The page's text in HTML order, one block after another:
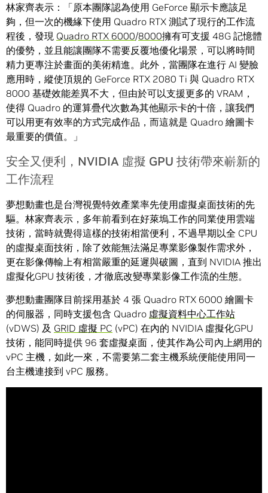
林家齊表示：「原本團隊認為使用 GeForce 顯示卡應該足
夠，但一次的機緣下使用 Quadro RTX 測試了現行的工作流
程後，發現 Quadro RTX 6000/8000擁有可支援 48G 記憶體
的優勢，並且能讓團隊不需要反覆地優化場景，可以將時間
精力更專注於畫面的美術精進。此外，當團隊在進行 AI 變臉
應用時，縱使頂規的 GeForce RTX 2080 Ti 與 Quadro RTX
8000 基礎效能差異不大，但由於可以支援更多的 VRAM，
使得 Quadro 的運算疊代次數為其他顯示卡的十倍，讓我們
可以用更有效率的方式完成作品，而這就是 Quadro 繪圖卡
最重要的價值。」
安全又便利，NVIDIA 虛擬 GPU 技術帶來嶄新的
工作流程
夢想動畫也是台灣視覺特效產業率先使用虛擬桌面技術的先
驅。林家齊表示，多年前看到在好萊塢工作的同業使用雲端
技術，當時就覺得這樣的技術相當便利，不過早期以全 CPU
的虛擬桌面技術，除了效能無法滿足專業影像製作需求外，
更在影像傳輸上有相當嚴重的延遲與破圖，直到 NVIDIA 推出
虛擬化GPU 技術後，才徹底改變專業影像工作流的生態。
夢想動畫團隊目前採用基於 4 張 Quadro RTX 6000 繪圖卡
的伺服器，同時支援包含 Quadro 虛擬資料中心工作站
(vDWS) 及 GRID 虛擬 PC (vPC) 在內的 NVIDIA 虛擬化GPU
技術，能同時提供 96 套虛擬桌面，使其作為公司內上網用的
vPC 主機，如此一來，不需要第二套主機系統便能使用同一
台主機連接到 vPC 服務。